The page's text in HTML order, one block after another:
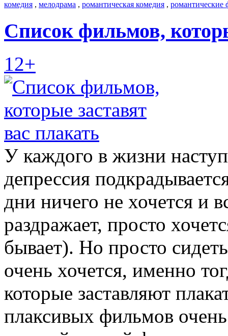
комедия , мелодрама , романтическая комедия , романтические
Список фильмов,
12+
У каждого в жизни
депрессия
дни ничего не хочется и
раздражает, просто
бывает). Но просто
очень хочется, именно
которые заставляют
плаксивых фильмов